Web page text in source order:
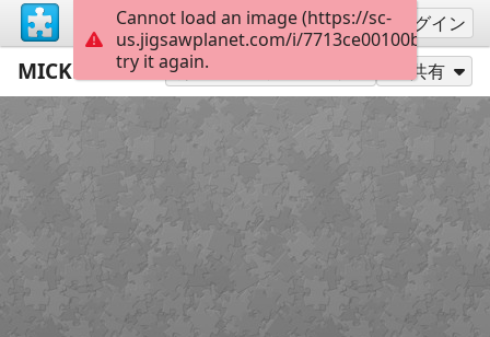
サインアップ ログイン
MICKEY MOUSE 24
別のピース数でプレイ 共有
Cannot load an image (https://sc-
us.jigsawplanet.com/i/
try it again.